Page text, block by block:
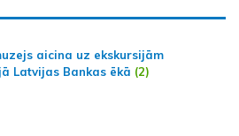
aicina uz ekskursijām
Latvijas Bankas ēkā (2)